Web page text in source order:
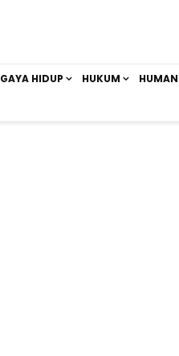
GAYA HIDUP HUKUM